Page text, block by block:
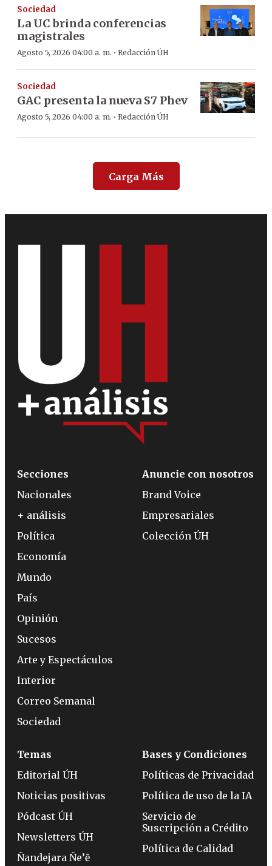
Sociedad
La UC brinda conferencias
magistrales
Agosto 5, 2026 04:00 a. m. · Redacción ÚH
Sociedad
GAC presenta la nueva S7 Phev
Agosto 5, 2026 04:00 a. m. · Redacción ÚH
Carga Más
Secciones
Nacionales
+ análisis
Política
Economía
Mundo
País
Opinión
Sucesos
Arte y Espectáculos
Interior
Correo Semanal
Sociedad
Anuncie con nosotros
Brand Voice
Empresariales
Colección ÚH
Temas
Editorial ÚH
Noticias positivas
Pódcast ÚH
Newsletters ÚH
Ñandejara Ñe’ẽ
Bases y Condiciones
Políticas de Privacidad
Política de uso de la IA
Servicio de
Suscripción a Crédito
Política de Calidad